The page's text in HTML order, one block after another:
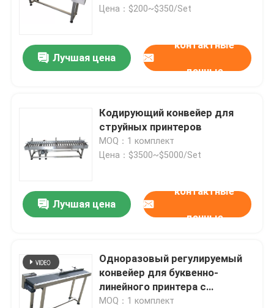
Цена：$200~$350/Set
Лучшая цена
контактные
данные
Кодирующий конвейер для
струйных принтеров
MOQ：1 комплект
Цена：$3500~$5000/Set
Лучшая цена
контактные
данные
Одноразовый регулируемый
конвейер для буквенно-
линейного принтера с
стабильной скоростью
MOQ：1 комплект